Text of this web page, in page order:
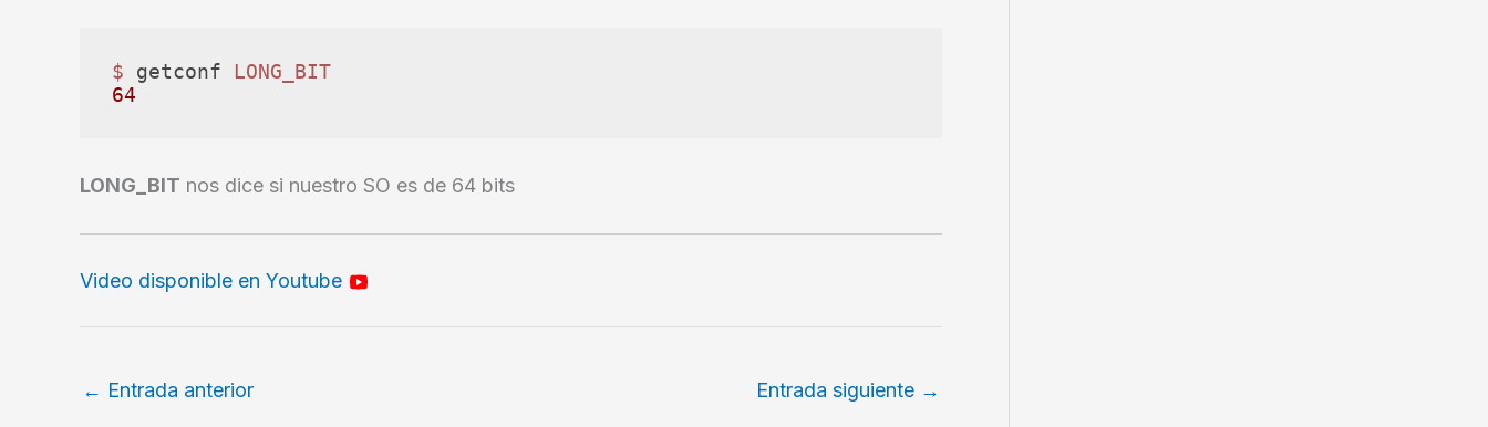
$ getconf
LONG_BIT
64
LONG_BIT nos dice si nuestro SO es de 64 bits
Video disponible en Youtube
← Entrada anterior Entrada siguiente →